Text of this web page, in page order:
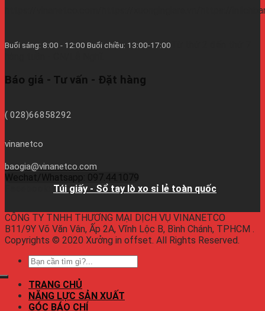
https://vinanetco.com/https://xuongingiare.vn/https://
Buổi sáng: 8:00 - 12:00 Buổi chiều: 13:00-17:00
Báo giá - Tư vấn - Đặt hàng
( 028)66858292
vinanetco
baogia@vinanetco.com
Wechat/Whatsapp: 097.44.1079
Túi giấy - Sổ tay lò xo sỉ lẻ toàn quốc
CÔNG TY TNHH THƯƠNG MẠI DỊCH VỤ VINANETCO
B11/9Y Võ Văn Vân, Ấp 2A, Vĩnh Lộc B, Bình Chánh, TPHCM .
Copyrights © 2020 Xưởng in offset. All Rights Reserved.
TRANG CHỦ
NĂNG LỰC SẢN XUẤT
GÓC BÁO CHÍ